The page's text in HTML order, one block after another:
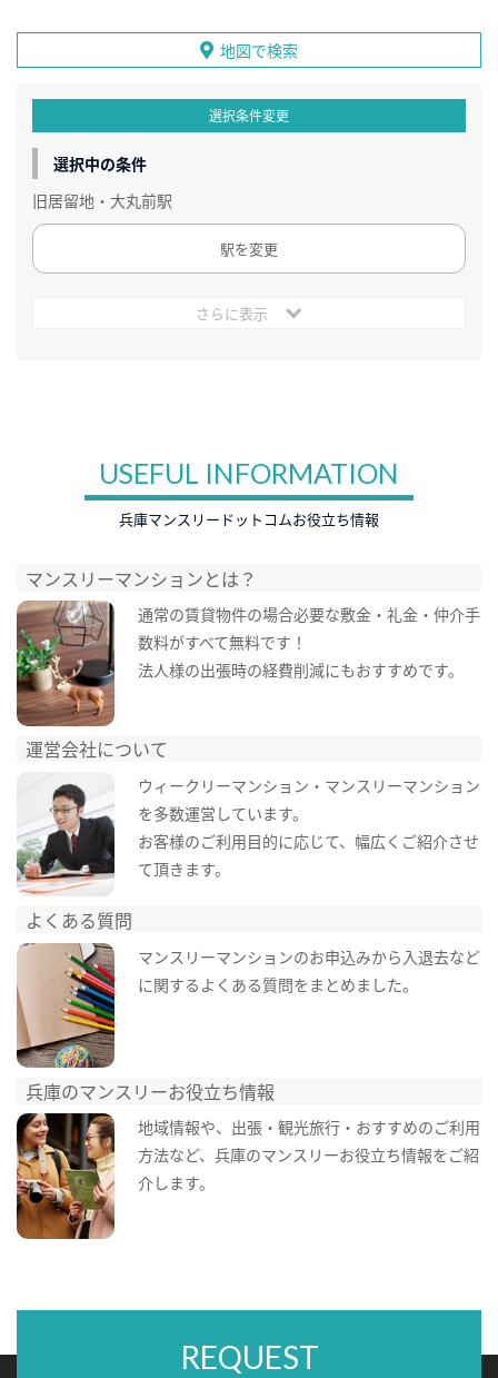
地図で検索
選択条件変更
選択中の条件
旧居留地・大丸前駅
駅を変更
さらに表示
USEFUL INFORMATION
兵庫マンスリードットコムお役立ち情報
マンスリーマンションとは？
通常の賃貸物件の場合必要な敷金・礼金・仲介手
数料がすべて無料です！
法人様の出張時の経費削減にもおすすめです。
運営会社について
ウィークリーマンション・マンスリーマンション
を多数運営しています。
お客様のご利用目的に応じて、幅広くご紹介させ
て頂きます。
よくある質問
マンスリーマンションのお申込みから入退去など
に関するよくある質問をまとめました。
兵庫のマンスリーお役立ち情報
地域情報や、出張・観光旅行・おすすめのご利用
方法など、兵庫のマンスリーお役立ち情報をご紹
介します。
REQUEST